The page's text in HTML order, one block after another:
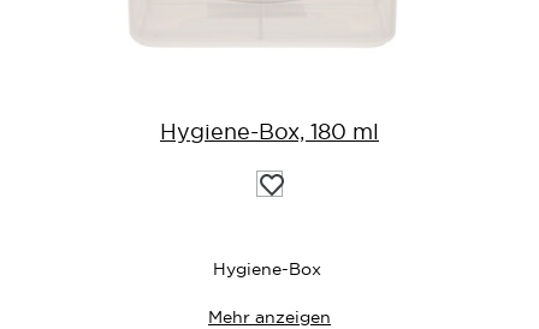
Hygiene-Box, 180 ml
Auf
die
Hygiene-Box
Mehr anzeigen